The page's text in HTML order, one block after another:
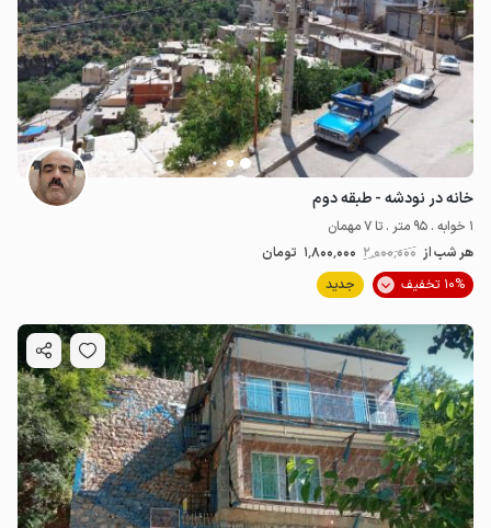
خانه در نودشه - طبقه دوم
1 خوابه . 95 متر . تا 7 مهمان
هر شب از 2٬000٬000 1٬800٬000 تومان
10% تخفیف
جدید